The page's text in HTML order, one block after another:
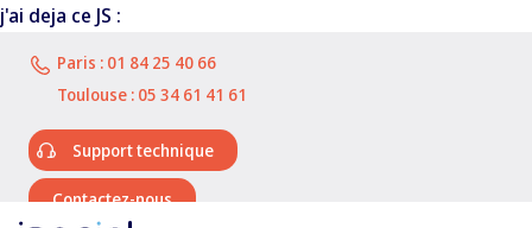
j'ai deja ce JS :
Paris : 01 84 25 40 66
Toulouse : 05 34 61 41 61
Support technique
Contactez-nous